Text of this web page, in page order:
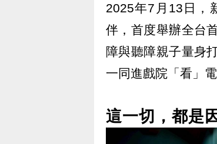
2025年7月13日，
伴，首度舉辦全台
障與聽障親子量身
一同進戲院「看」電
這一切，都是